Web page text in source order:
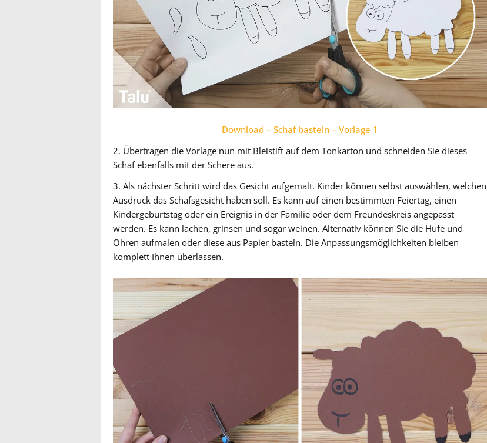
Download – Schaf basteln – Vorlage 1
2. Übertragen die Vorlage nun mit Bleistift auf dem Tonkarton und schneiden Sie dieses
Schaf ebenfalls mit der Schere aus.
3. Als nächster Schritt wird das Gesicht aufgemalt. Kinder können selbst auswählen, welchen
Ausdruck das Schafsgesicht haben soll. Es kann auf einen bestimmten Feiertag, einen
Kindergeburtstag oder ein Ereignis in der Familie oder dem Freundeskreis angepasst
werden. Es kann lachen, grinsen und sogar weinen. Alternativ können Sie die Hufe und
Ohren aufmalen oder diese aus Papier basteln. Die Anpassungsmöglichkeiten bleiben
komplett Ihnen überlassen.